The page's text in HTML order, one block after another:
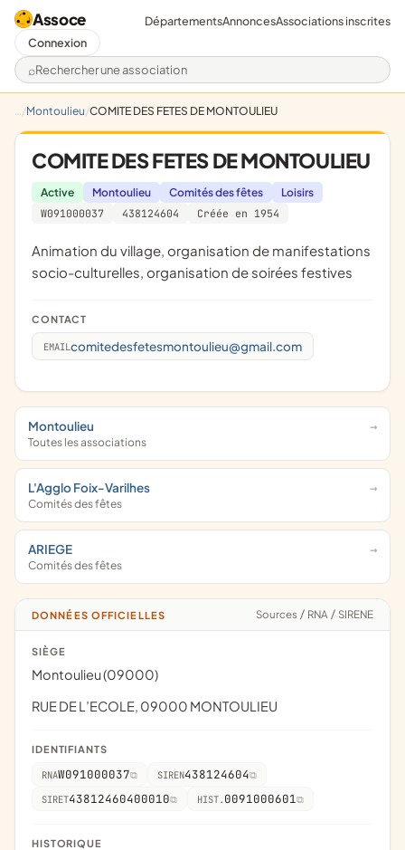
Assoce
Rechercher une association
DépartementsAnnoncesAssociations inscrites
Connexion
Montoulieu COMITE DES FETES DE MONTOULIEU
COMITE DES FETES DE MONTOULIEU
Active Montoulieu Comités des fêtes
Loisirs
W091000037
438124604 Créée en 1954
animation du village, organisation de manifestations
socio-culturelles, organisation de soirées festives
CONTACT
EMAIL comitedesfetesmontoulieu@gmail.com
Montoulieu
Toutes les associations
L'Agglo Foix-Varilhes
Comités des fêtes
ARIEGE
Comités des fêtes
DONNÉES OFFICIELLES Sources / RNA / SIRENE
SIÈGE
Montoulieu (09000)
RUE DE L’ECOLE, 09000 MONTOULIEU
IDENTIFIANTS
RNAW091000037 SIREN438124604
SIRET43812460400010 HIST. 0091000601
HISTORIQUE